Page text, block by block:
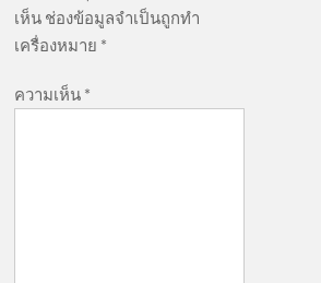
เห็น ช่องข้อมูลจำเป็นถูกทำ
เครื่องหมาย *
ความเห็น *